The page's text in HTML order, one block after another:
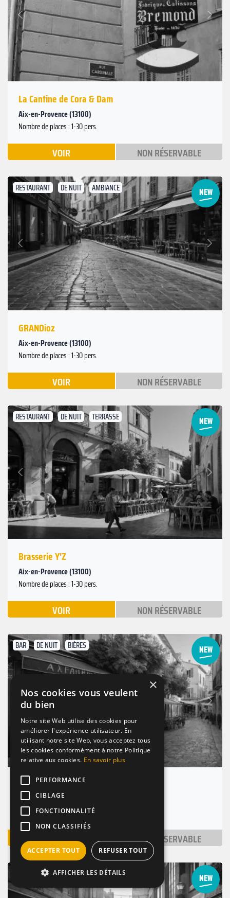
Précédent
Suivant
La Cantine de Cora & Dam
Aix-en-Provence (13100)
Nombre de places : 1-30 pers.
VOIR NON RÉSERVABLE
RESTAURANT DE NUIT AMBIANCE
Précédent
Suivant
GRANDioz
Aix-en-Provence (13100)
Nombre de places : 1-30 pers.
VOIR NON RÉSERVABLE
RESTAURANT DE NUIT TERRASSE
Précédent
Suivant
Brasserie Y'Z
Aix-en-Provence (13100)
Nombre de places : 1-30 pers.
VOIR NON RÉSERVABLE
BAR DE NUIT BIÈRES
Précédent
Suivant
Aix Pression Brew Bar
Aix-en-Provence (13100)
Nombre de places : 1-30 pers.
VOIR NON RÉSERVABLE
BAR / RESTAURANT BRANCHÉ DE NUIT
×
Nos cookies vous veulent
du bien
Notre site Web utilise des cookies pour
améliorer l'expérience utilisateur. En
utilisant notre site Web, vous acceptez tous
les cookies conformément à notre Politique
relative aux cookies. En savoir plus
PERFORMANCE
CIBLAGE
FONCTIONNALITÉ
NON CLASSIFIÉS
ACCEPTER TOUT REFUSER TOUT
AFFICHER LES DÉTAILS